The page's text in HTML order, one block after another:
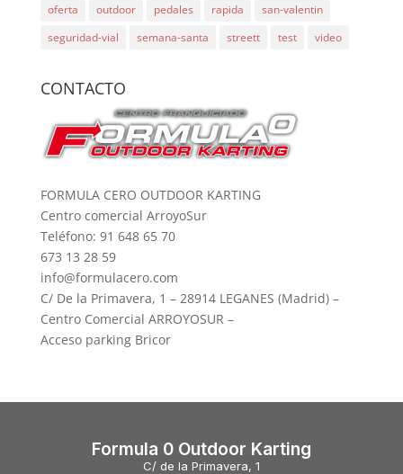
oferta
outdoor pedales rapida
san-valentin
seguridad-vial
semana-santa streett test video
CONTACTO
FORMULA CERO OUTDOOR KARTING
Centro comercial ArroyoSur
Teléfono: 91 648 65 70
673 13 28 59
info@formulacero.com
C/ De la Primavera, 1 – 28914 LEGANES (Madrid) –
Centro Comercial ARROYOSUR –
Acceso parking Bricor
Formula 0 Outdoor Karting
C/ de la Primavera, 1